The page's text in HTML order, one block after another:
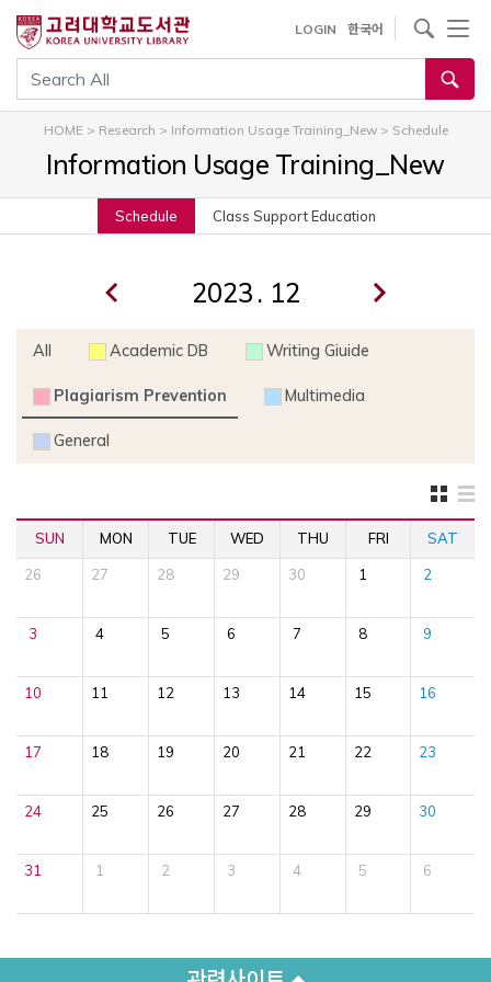
건
기
통합검색
LOGIN 한국어
사이트내 검색
HOME> Research > Information Usage Training_New> Schedule
Information Usage Training_New
Schedule Class Support Education
.
All Academic DB Writing Giuide
Plagiarism Prevention Multimedia
General
SUN MON TUE WED THU FRI SAT
26 27 28 29 30 1 2
3 4 5 6 7 8 9
10 11 12 13 14 15 16
17 18 19 20 21 22 23
24 25 26 27 28 29 30
31 1 2 3 4 5 6